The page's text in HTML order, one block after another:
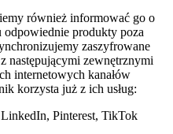
również informować go o
produkty poza
zaszyfrowane
następującymi zewnętrznymi
internetowych kanałów
korzysta już z ich usług:
Pinterest, TikTok